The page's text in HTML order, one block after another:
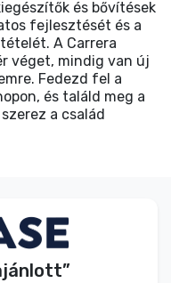
és bővítések
fejlesztését és a
A Carrera
véget, mindig van új
Fedezd fel a
és találd meg a
a család